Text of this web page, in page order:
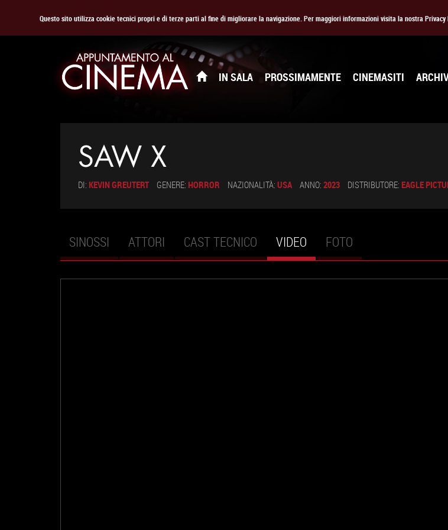
Questo sito utilizza cookie tecnici propri e di terze parti al fine di migliorare la navigazione. Per maggiori informazioni visita la nostra Privacy
IN SALA PROSSIMAMENTE CINEMASITI
SAW X
DI: KEVIN GREUTERT GENERE: HORROR NAZIONALITÀ: USA ANNO: 2023 DISTRIBUTORE: EAGLE
Schede primarie
SINOSSI ATTORI CAST TECNICO VIDEO (SCHEDA
ATTIVA)
FOTO